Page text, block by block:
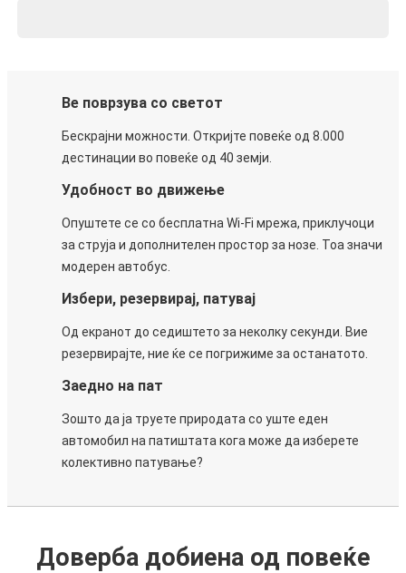
Ве поврзува со светот
Бескрајни можности. Откријте повеќе од 8.000
дестинации во повеќе од 40 земји.
Удобност во движење
Опуштете се со бесплатна Wi-Fi мрежа, приклучоци
за струја и дополнителен простор за нозе. Тоа значи
модерен автобус.
Избери, резервирај, патувај
Од екранот до седиштето за неколку секунди. Вие
резервирајте, ние ќе се погрижиме за останатото.
Заедно на пат
Зошто да ја труете природата со уште еден
автомобил на патиштата кога може да изберете
колективно патување?
Доверба добиена од повеќе